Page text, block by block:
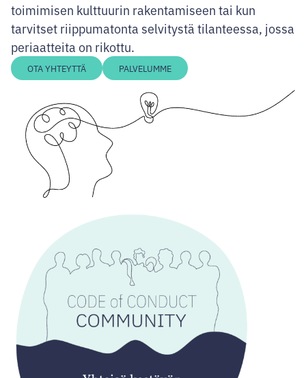
toimimisen kulttuurin rakentamiseen tai kun
tarvitset riippumatonta selvitystä tilanteessa, jossa
periaatteita on rikottu.
OTA YHTEYTTÄ PALVELUMME